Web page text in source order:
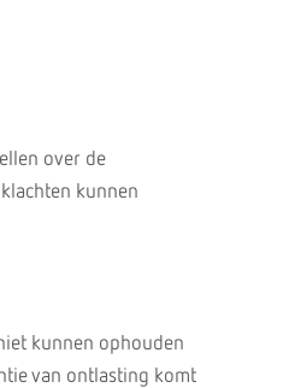
over de
kunnen
kunnen ophouden
van ontlasting komt